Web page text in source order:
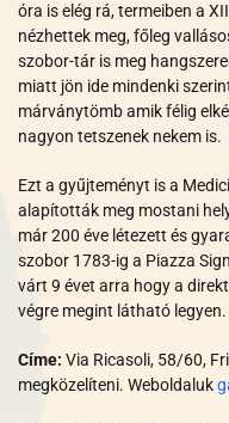
óra is elég rá, termeiben a
nézhettek meg, főleg
szobor-tár is meg
miatt jön ide mindenki
márványtömb amik félig
nagyon tetszenek nekem is.
Ezt a gyűjteményt is a
alapították meg mostani
már 200 éve létezett és
szobor 1783-ig a Piazza
várt 9 évet arra hogy a
végre megint látható legyen.
Címe: Via Ricasoli, 58/60,
megközelíteni. Weboldaluk